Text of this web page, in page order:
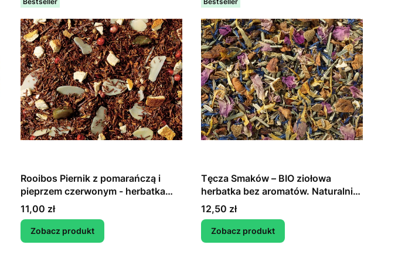
Rooibos Piernik z pomarańczą i
pieprzem czerwonym - herbatka
ziołowa
Cena
11,00 zł
Zobacz produkt
Tęcza Smaków – BIO ziołowa
herbatka bez aromatów. Naturalnie
kolorowa. Naturalnie pyszna.
Cena
12,50 zł
Zobacz produkt